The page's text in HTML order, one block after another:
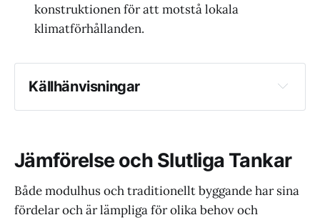
konstruktionen för att motstå lokala
klimatförhållanden.
Källhänvisningar
Byggföretagen: Prognos
byggbranschen
Jämförelse och Slutliga Tankar
Både modulhus och traditionellt byggande har sina
fördelar och är lämpliga för olika behov och